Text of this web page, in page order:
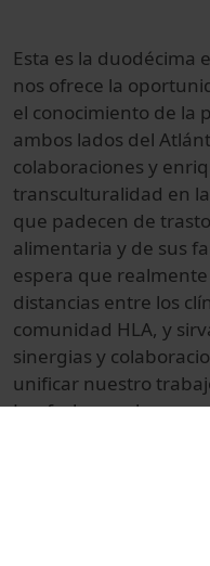
Esta es la duodécima
nos ofrece la
el conocimiento de la
ambos lados del
colaboraciones y
transculturalidad en
que padecen de
alimentaria y de sus
espera que
distancias entre los
comunidad HLA, y
sinergias y
unificar nuestro
Las fechas en las que